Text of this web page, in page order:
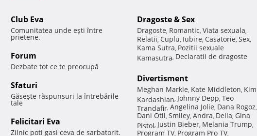
Club Eva
Comunitatea unde eşti între
prietene.
Forum
Dezbate tot ce te preocupă
Sfaturi
Găseşte răspunsuri la întrebările
tale
Felicitari Eva
Zilnic poti gasi ceva de sarbatorit.
Dragoste & Sex
Dragoste, Romantic, Viata sexuala,
Relatii, Cuplu, Iubire, Casatorie, Sex,
Kama Sutra, Pozitii sexuale
Kamasutra, Declaratii de dragoste
Divertisment
Meghan Markle, Kate Middleton, Kim
Kardashian, Johnny Depp, Teo
Trandafir, Angelina Jolie, Dana Rogoz,
Dani Otil, Smiley, Andra, Delia, Gina
Pistol, Justin Bieber, Melania Trump,
Program TV, Program Pro TV,